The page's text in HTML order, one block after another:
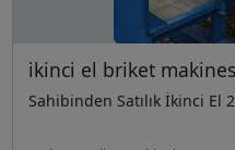
ikinci el briket
Sahibinden Satılık İkinci El